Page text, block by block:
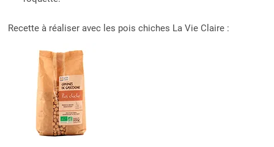
Recette à réaliser avec les pois chiches La Vie Claire :